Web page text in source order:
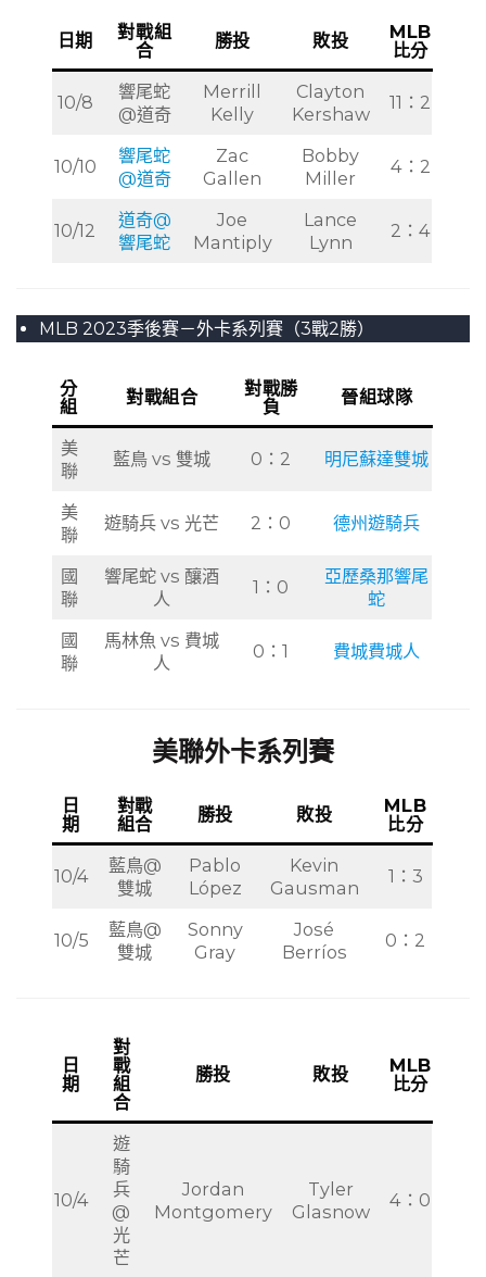
日期
對戰組
合
勝投 敗投
MLB
比分
10/8
響尾蛇
@道奇
Merrill
Kelly
Clayton
Kershaw
11：2
10/10
響尾蛇
@道奇
Zac
Gallen
Bobby
Miller
4：2
10/12
道奇@
響尾蛇
Joe
Mantiply
Lance
Lynn
2：4
MLB 2023季後賽－外卡系列賽（3戰2勝）
分
組
對戰組合
對戰勝
負
晉組球隊
美
聯
藍鳥 vs 雙城 0：2 明尼蘇達雙城
美
聯
遊騎兵 vs 光芒 2：0 德州遊騎兵
國
聯
響尾蛇 vs 釀酒
人
1：0
亞歷桑那響尾
蛇
國
聯
馬林魚 vs 費城
人
0：1 費城費城人
美聯外卡系列賽
日
期
對戰
組合
勝投 敗投
MLB
比分
10/4
藍鳥@
雙城
Pablo
López
Kevin
Gausman
1：3
10/5
藍鳥@
雙城
Sonny
Gray
José
Berríos
0：2
日
期
對
戰
組
合
勝投 敗投
MLB
比分
10/4
遊
騎
兵
@
光
芒
Jordan
Montgomery
Tyler
Glasnow
4：0